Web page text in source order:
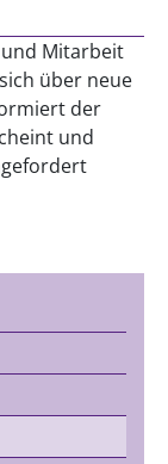
Mitarbeit
über neue
der
und